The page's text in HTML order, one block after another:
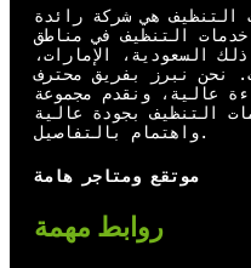
r e o
k
I
n
التنظيف هي شركة رائدة
التنظيف في مناطق
السعودية، الإمارات،
نحن نبرز بفريق محترف
عالية، ونقدم مجموعة
التنظيف بجودة عالية
واهتمام بالتفاصيل.
موتقع ومتاجر هامة
روابط مهمة